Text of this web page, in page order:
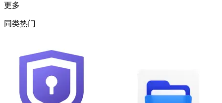
更多
同类热门